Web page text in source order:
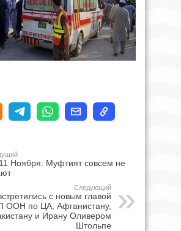
Ноября: Муфтият совсем не
Следующий
с новым главой
ООН по ЦА, Афганистану,
и Ирану Оливером
Штольпе